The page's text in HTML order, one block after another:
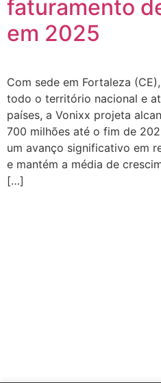
faturamento
em 2025
Com sede em Fortaleza
todo o território nacional e
países, a Vonixx projeta
700 milhões até o fim de
um avanço significativo em
e mantém a média de
[…]